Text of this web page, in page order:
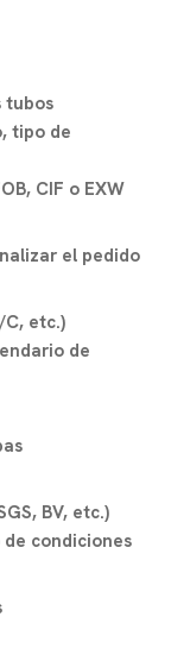
tubos
tipo de
CIF o EXW
el pedido
etc.)
de
BV, etc.)
de condiciones